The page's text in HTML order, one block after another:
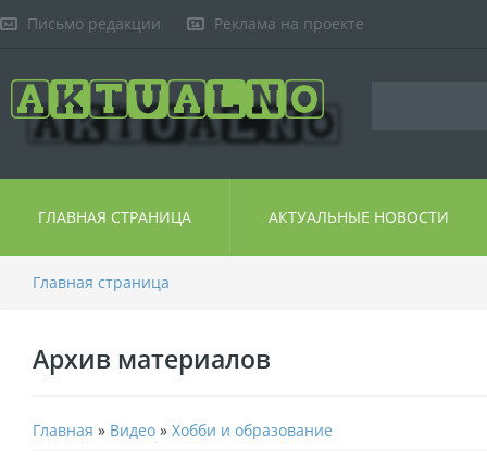
Письмо редакции Реклама на проекте
ГЛАВНАЯ СТРАНИЦА АКТУАЛЬНЫЕ НОВОСТИ
Главная страница
Архив материалов
Главная » Видео » Хобби и образование